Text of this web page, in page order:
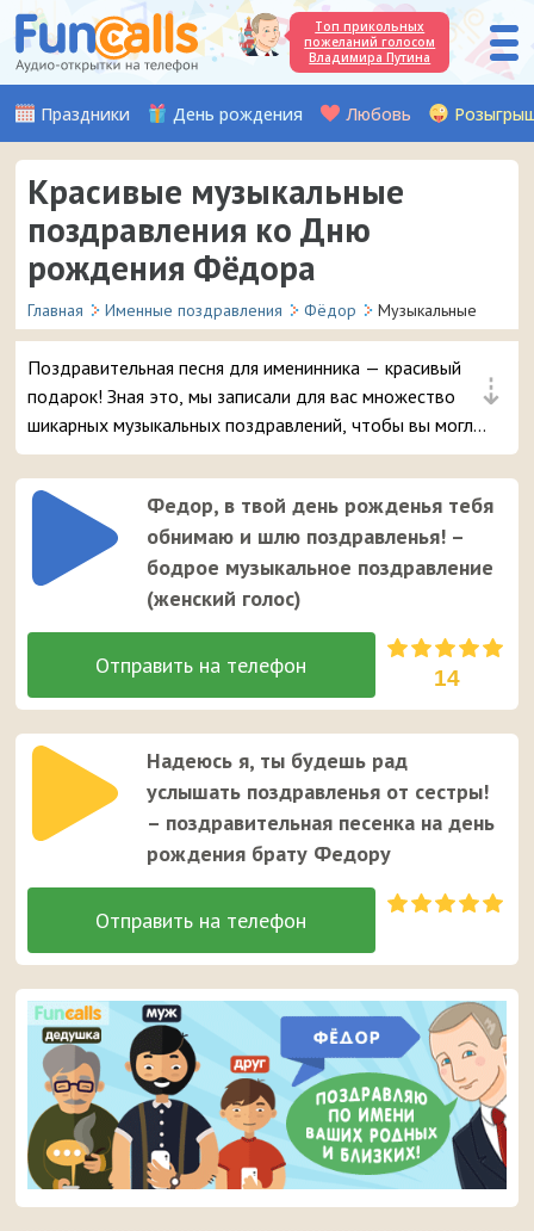
Топ прикольных
пожеланий голосом
Владимира Путина
Праздники День рождения Любовь
Красивые музыкальные
поздравления ко Дню
рождения Фёдора
Главная Именные поздравления Фёдор Музыкальные
⇣
Поздравительная песня для именинника — красивый
подарок! Зная это, мы записали для вас множество
шикарных музыкальных поздравлений, чтобы вы могли
удивить и порадовать вашего друга или знакомого с
именем Фёдор в день его рождения.
Федор, в твой день рожденья тебя
обнимаю и шлю поздравленья! –
бодрое музыкальное поздравление
(женский голос)
14
Надеюсь я, ты будешь рад
услышать поздравленья от сестры!
– поздравительная песенка на день
рождения брату Федору